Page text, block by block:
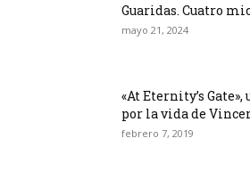
Guaridas. Cuatro
mayo 21, 2024
«At Eternity’s
por la vida de
febrero 7, 2019